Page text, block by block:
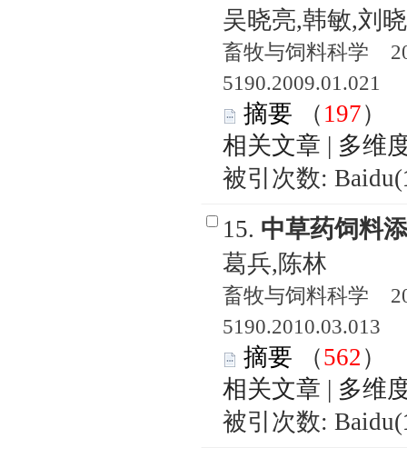
吴晓亮,韩敏,刘
畜牧与饲料科学
5190.2009.01.021
摘要 （ 197
相关文章 | 多维
被引次数: Baidu(
15. 中草药饲料
葛兵,陈林
畜牧与饲料科学
5190.2010.03.013
摘要 （562
相关文章 | 多维
被引次数: Baidu(